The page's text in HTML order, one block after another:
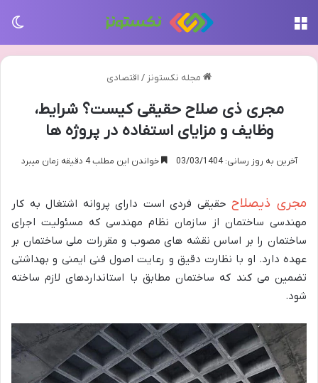
مجله نکستونز / اقتصادی
مجری ذی صلاح حقیقی کیست؟ شرایط،
وظایف و مزایای استفاده در پروژه ها
آخرین به روز رسانی: 03/03/1404 خواندن این مطلب 4 دقیقه زمان میبرد
مجری ذیصلاححقیقی فردی است دارای پروانه اشتغال به کار
مهندسی ساختمان از سازمان نظام مهندسی که مسئولیت اجرای
ساختمان را بر اساس نقشه های مصوب و مقررات ملی ساختمان بر
عهده دارد. او با نظارت دقیق و رعایت اصول فنی ایمنی و بهداشتی
تضمین می کند که ساختمان مطابق با استانداردهای لازم ساخته
شود.